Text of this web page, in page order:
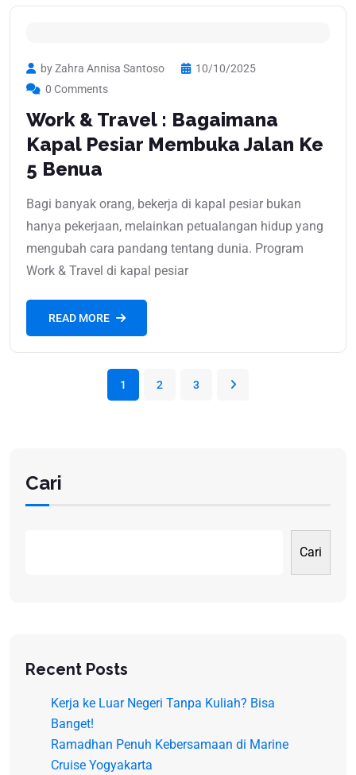
by Zahra Annisa Santoso
10/10/2025
0 Comments
Work & Travel : Bagaimana
Kapal Pesiar Membuka Jalan Ke
5 Benua
Bagi banyak orang, bekerja di kapal pesiar bukan
hanya pekerjaan, melainkan petualangan hidup yang
mengubah cara pandang tentang dunia. Program
Work & Travel di kapal pesiar
READ MORE
1 2 3
Cari
Cari
Recent Posts
Kerja ke Luar Negeri Tanpa Kuliah? Bisa
Banget!
Ramadhan Penuh Kebersamaan di Marine
Cruise Yogyakarta